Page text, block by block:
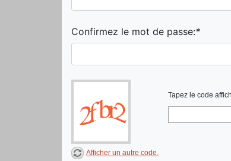
Confirmez le mot de passe:*
Tapez le code
Afficher un autre code.